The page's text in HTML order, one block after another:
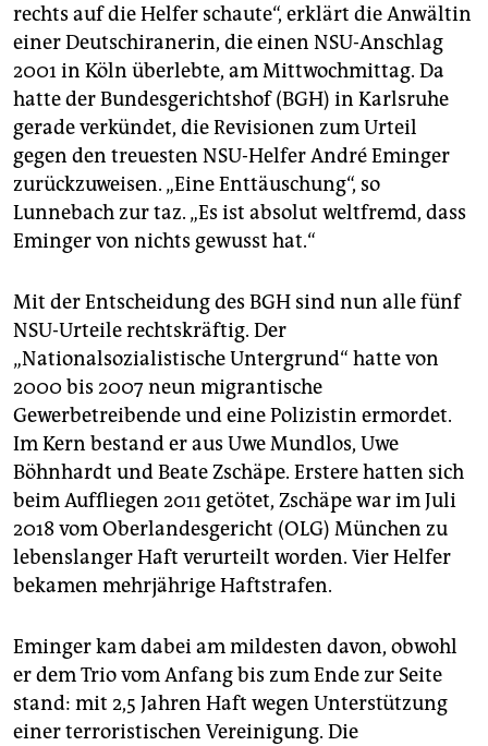
rechts auf die Helfer schaute“, erklärt die Anwältin
einer Deutschiranerin, die einen NSU-Anschlag
2001 in Köln überlebte, am Mittwochmittag. Da
hatte der Bundesgerichtshof (BGH) in Karlsruhe
gerade verkündet, die Revisionen zum Urteil
gegen den treuesten NSU-Helfer André Eminger
zurückzuweisen. „Eine Enttäuschung“, so
Lunnebach zur taz. „Es ist absolut weltfremd, dass
Eminger von nichts gewusst hat.“
Mit der Entscheidung des BGH sind nun alle fünf
NSU-Urteile rechtskräftig. Der
„Nationalsozialistische Untergrund“ hatte von
2000 bis 2007 neun migrantische
Gewerbetreibende und eine Polizistin ermordet.
Im Kern bestand er aus Uwe Mundlos, Uwe
Böhnhardt und Beate Zschäpe. Erstere hatten sich
beim Auffliegen 2011 getötet, Zschäpe war im Juli
2018 vom Oberlandesgericht (OLG) München zu
lebenslanger Haft verurteilt worden. Vier Helfer
bekamen mehrjährige Haftstrafen.
Eminger kam dabei am mildesten davon, obwohl
er dem Trio vom Anfang bis zum Ende zur Seite
stand: mit 2,5 Jahren Haft wegen Unterstützung
einer terroristischen Vereinigung. Die